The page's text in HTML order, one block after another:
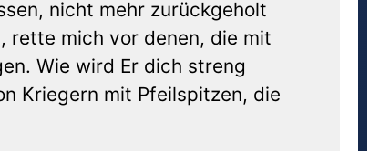
nicht mehr zurückgeholt
rette mich vor denen, die mit
Wie wird Er dich streng
Kriegern mit Pfeilspitzen, die